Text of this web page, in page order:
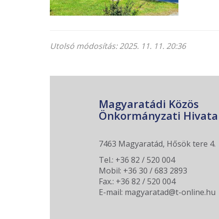
Utolsó módosítás: 2025. 11. 11. 20:36
Magyaratádi Közös
Önkormányzati
7463 Magyaratád, Hősök tere 4.
Tel.: +36 82 / 520 004
Mobil: +36 30 / 683 2893
Fax.: +36 82 / 520 004
E-mail: magyaratad@t-online.hu